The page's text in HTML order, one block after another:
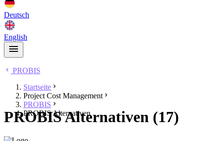
Deutsch
English
PROBIS
Startseite
Project Cost Management
PROBIS
PROBIS Alternativen
PROBIS Alternativen (17)